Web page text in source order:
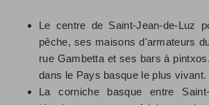
Le centre de Saint-Jean-de-Luz
pêche, ses maisons d'armateurs
rue Gambetta et ses bars à
dans le Pays basque le plus vivant.
La corniche basque entre